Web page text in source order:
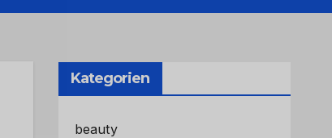
Kategorien
beauty